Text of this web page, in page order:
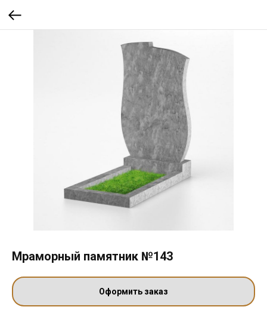
Мраморный памятник №143
Оформить заказ